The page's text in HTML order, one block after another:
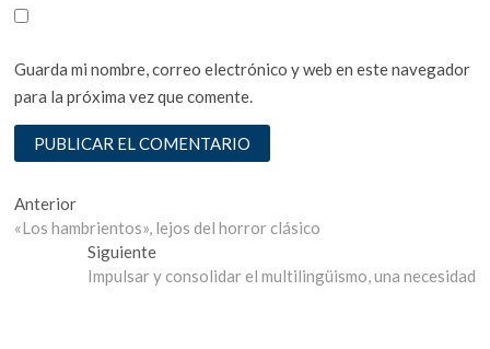
Guarda mi nombre, correo electrónico y web en este navegador
para la próxima vez que comente.
Navegación
de
entradas
AnteriorEntrada
anterior:
«Los hambrientos», lejos del horror clásico
SiguienteEntrada
siguiente:
Impulsar y consolidar el multilingüismo, una necesidad